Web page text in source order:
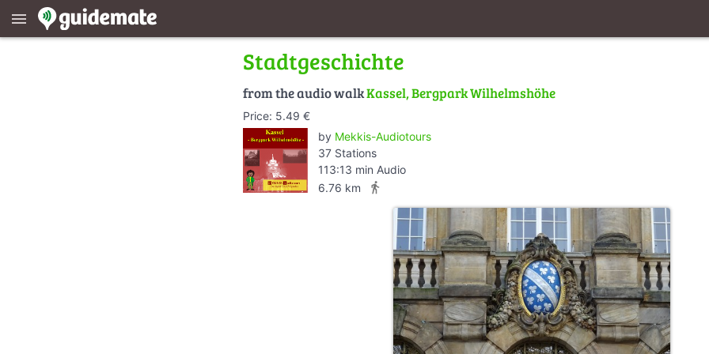
menu
Stadtgeschichte
from the audio walkKassel, Bergpark Wilhelmshöhe
Price: 5.49 €
by Mekkis-Audiotours
37 Stations
113:13 min Audio
6.76 km
directions_walk